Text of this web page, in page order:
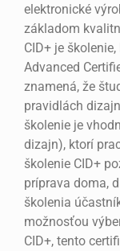
elektronické
základom
CID+ je
Advanced
znamená, že
pravidlách
školenie je
dizajn), ktorí
školenie CID+
príprava doma,
školenia
možnosťou
CID+, tento